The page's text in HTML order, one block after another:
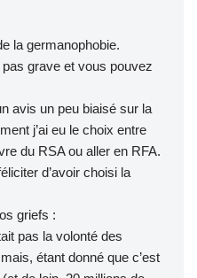
la germanophobie.
grave et vous pouvez
avis un peu biaisé sur la
j’ai eu le choix entre
du RSA ou aller en RFA.
d’avoir choisi la
griefs :
pas la volonté des
étant donné que c’est